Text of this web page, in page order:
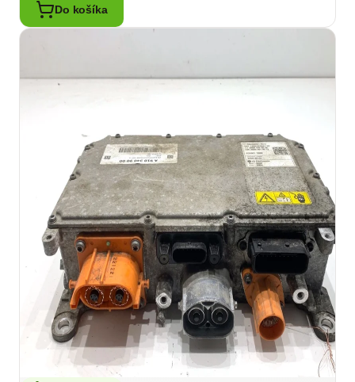
Do košíka